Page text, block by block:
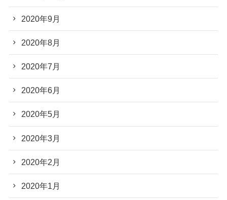
2020年9月
2020年8月
2020年7月
2020年6月
2020年5月
2020年3月
2020年2月
2020年1月